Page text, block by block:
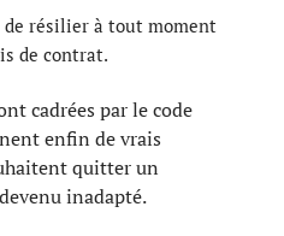
de résilier à tout moment
de contrat.
cadrées par le code
enfin de vrais
quitter un
devenu inadapté.